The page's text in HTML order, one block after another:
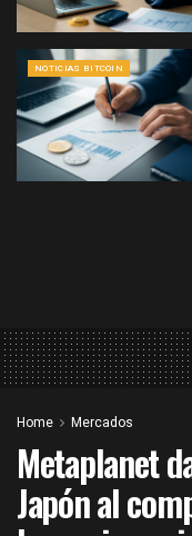
NOTICIAS BITCOIN
Home Mercados
Metaplanet
Japón al